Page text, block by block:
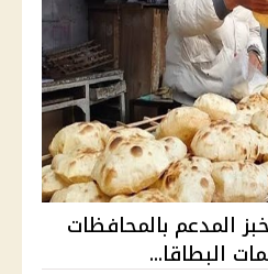
المدعم بالمحافظات
البطاقا...